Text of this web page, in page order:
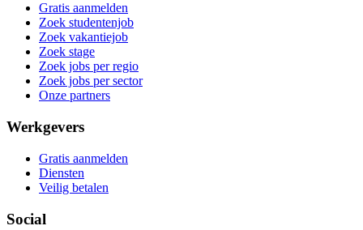
Gratis aanmelden
Zoek studentenjob
Zoek vakantiejob
Zoek stage
Zoek jobs per regio
Zoek jobs per sector
Onze partners
Werkgevers
Gratis aanmelden
Diensten
Veilig betalen
Social